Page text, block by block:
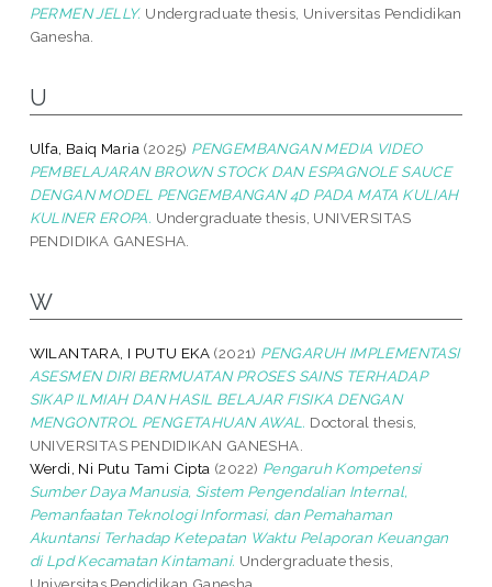
PERMEN JELLY. Undergraduate thesis, Universitas Pendidikan
Ganesha.
U
Ulfa, Baiq Maria (2025) PENGEMBANGAN MEDIA VIDEO
PEMBELAJARAN BROWN STOCK DAN ESPAGNOLE SAUCE
DENGAN MODEL PENGEMBANGAN 4D PADA MATA KULIAH
KULINER EROPA. Undergraduate thesis, UNIVERSITAS
PENDIDIKA GANESHA.
W
WILANTARA, I PUTU EKA (2021) PENGARUH IMPLEMENTASI
ASESMEN DIRI BERMUATAN PROSES SAINS TERHADAP
SIKAP ILMIAH DAN HASIL BELAJAR FISIKA DENGAN
MENGONTROL PENGETAHUAN AWAL. Doctoral thesis,
UNIVERSITAS PENDIDIKAN GANESHA.
Werdi, Ni Putu Tami Cipta (2022) Pengaruh Kompetensi
Sumber Daya Manusia, Sistem Pengendalian Internal,
Pemanfaatan Teknologi Informasi, dan Pemahaman
Akuntansi Terhadap Ketepatan Waktu Pelaporan Keuangan
di Lpd Kecamatan Kintamani. Undergraduate thesis,
Universitas Pendidikan Ganesha.